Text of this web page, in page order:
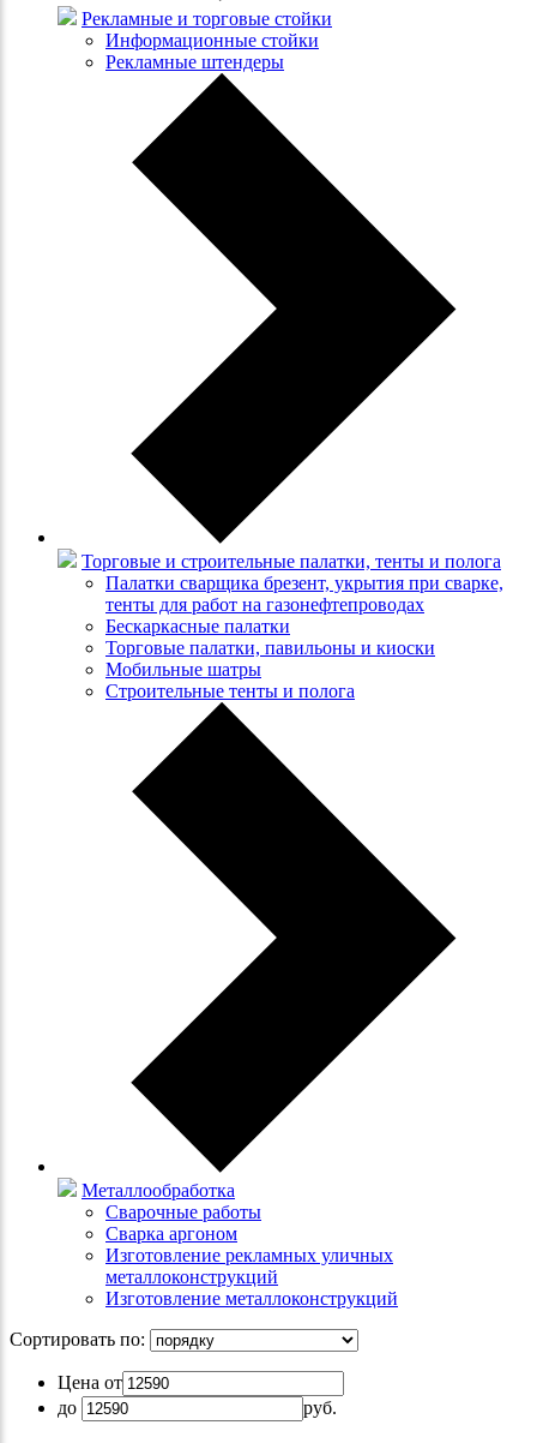
Рекламные и торговые стойки
Информационные стойки
Рекламные штендеры
Торговые и строительные палатки, тенты и полога
Палатки сварщика брезент, укрытия при сварке,
тенты для работ на газонефтепроводах
Бескаркасные палатки
Торговые палатки, павильоны и киоски
Мобильные шатры
Строительные тенты и полога
Металлообработка
Сварочные работы
Сварка аргоном
Изготовление рекламных уличных
металлоконструкций
Изготовление металлоконструкций
Сортировать по:
Цена от
до
руб.